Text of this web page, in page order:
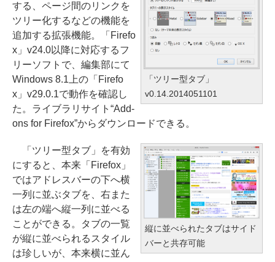
「ツリー型タブ」
v0.14.2014051101
する、ページ間のリンクを
ツリー化するなどの機能を
追加する拡張機能。「Firefo
x」v24.0以降に対応するフ
リーソフトで、編集部にて
Windows 8.1上の「Firefo
x」v29.0.1で動作を確認し
た。ライブラリサイト“Add-
ons for Firefox”からダウンロードできる。
縦に並べられたタブはサイド
バーと共存可能
「ツリー型タブ」を有効
にすると、本来「Firefox」
ではアドレスバーの下へ横
一列に並ぶタブを、右また
は左の端へ縦一列に並べる
ことができる。タブの一覧
が縦に並べられるスタイル
は珍しいが、本来横に並ん